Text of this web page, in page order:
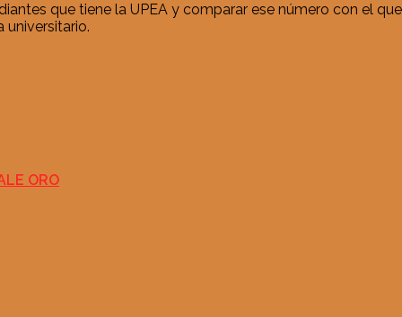
que tiene la UPEA y comparar ese número con el que
universitario.
ORO